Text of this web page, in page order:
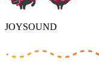
JOYSOUND